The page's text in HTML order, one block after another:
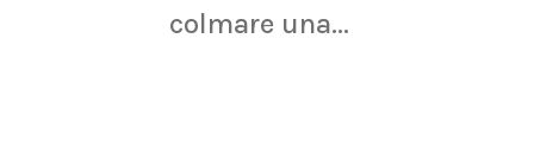
colmare una...